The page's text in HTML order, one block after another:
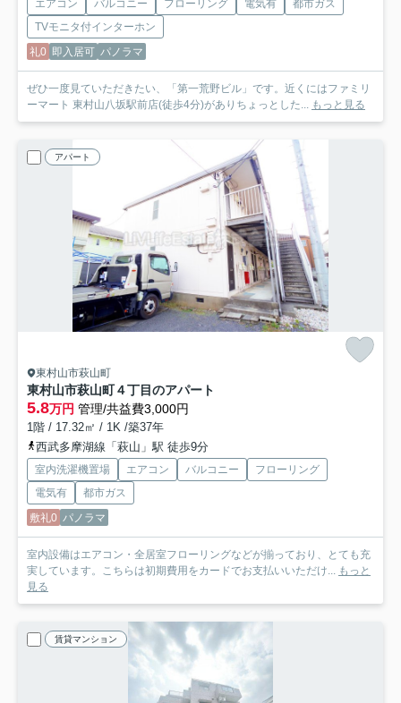
エアコン バルコニー フローリング 電気有
都市ガス
TVモニタ付インターホン
礼0 即入居可 パノラマ
ぜひ一度見ていただきたい、「第一荒野ビル」です。近くにはファミリ
ーマート 東村山八坂駅前店(徒歩4分)がありちょっとした... もっと見る
アパート
東村山市萩山町
東村山市萩山町４丁目のアパート
5.8万円 管理/共益費3,000円
1階 / 17.32㎡ / 1K /築37年
西武多摩湖線「萩山」駅 徒歩9分
室内洗濯機置場 エアコン バルコニー
フローリング
電気有
都市ガス
敷礼0 パノラマ
室内設備はエアコン・全居室フローリングなどが揃っており、とても充
実しています。こちらは初期費用をカードでお支払いいただけ... もっと
見る
賃貸マンション